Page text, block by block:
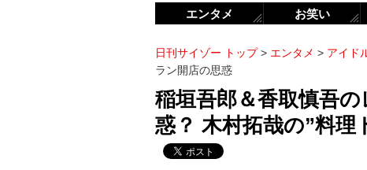
日刊サイゾー トップ> エンタメ > アイド
ラン開店の思惑
稲垣吾郎＆香取慎吾
惑？ 木村拓哉の”料理
エンタメ お笑い